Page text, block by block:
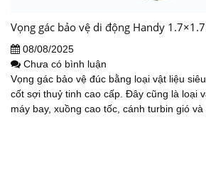
Vọng gác bảo vệ di động Handy
08/08/2025
Chưa có bình luận
Vọng gác bảo vệ đúc bằng loại vật liệu
cốt sợi thuỷ tinh cao cấp. Đây cũng là loại
máy bay, xuồng cao tốc, cánh turbin gió và